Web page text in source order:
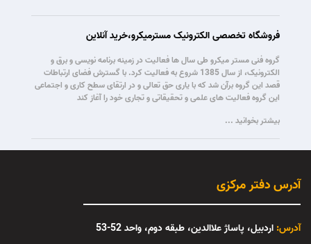
فروشگاه تخصصی الکترونیک مسترمیکرو،خرید آنلاین
گروه فنی مستر میکرو طی سال ها فعالیت در زمینه برنامه نویسی و برق و
الکترونیک، از سال 1385 شروع به فعالیت کرد. با گسترش فضای ارتباطات
قصد این گروه برآن شد که با یاری حق تعالی و در ارتقای سطح کاری و اجتماعی
این گروه فعالیت های علمی و تحقیقاتی و تجاری خود را آغاز کند
بیشتر بخوانید ...
آدرس دفتر مرکزی
آدرس: اردبیل، پاساژ علاالدین، طبقه دوم، واحد 52-53